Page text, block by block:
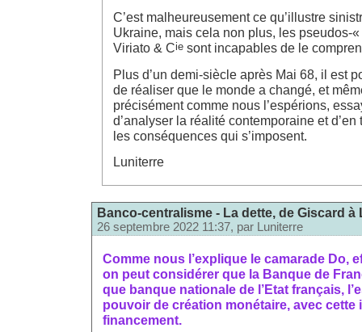
C’est malheureusement ce qu’illustre
Ukraine, mais cela non plus, les pseudos-
Viriato & Cie sont incapables de le
Plus d’un demi-siècle après Mai 68, il est
de réaliser que le monde a changé, et
précisément comme nous l’espérions,
d’analyser la réalité contemporaine et
les conséquences qui s’imposent.
Luniterre
Banco-centralisme - La dette, de Giscard à
26 septembre 2022 11:37, par Luniterre
Comme nous l’explique le camarade Do,
on peut considérer que la Banque de
que banque nationale de l’Etat français,
pouvoir de création monétaire, avec cette
financement.